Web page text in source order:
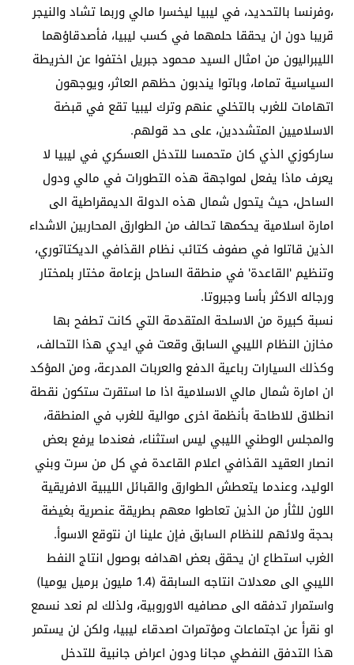
،وفرنسا بالتحديد، في ليبيا ليخسرا مالي وربما تشاد والنيجر
قريبا دون ان يحققا حلمهما في كسب ليبيا، فأصدقاؤهما
الليبراليون من امثال السيد محمود جبريل اختفوا عن الخريطة
السياسية تماما، وباتوا يندبون حظهم العاثر، ويوجهون
اتهامات للغرب بالتخلي عنهم وترك ليبيا تقع في قبضة
الاسلاميين المتشددين، على حد قولهم.
ساركوزي الذي كان متحمسا للتدخل العسكري في ليبيا لا
يعرف ماذا يفعل لمواجهة هذه التطورات في مالي ودول
الساحل، حيث يتحول شمال هذه الدولة الديمقراطية الى
امارة اسلامية يحكمها تحالف من الطوارق المحاربين الاشداء
الذين قاتلوا في صفوف كتائب نظام القذافي الديكتاتوري،
وتنظيم 'القاعدة' في منطقة الساحل بزعامة مختار بلمختار
ورجاله الاكثر بأسا وجبروتا.
نسبة كبيرة من الاسلحة المتقدمة التي كانت تطفح بها
مخازن النظام الليبي السابق وقعت في ايدي هذا التحالف،
وكذلك السيارات رباعية الدفع والعربات المدرعة، ومن المؤكد
ان امارة شمال مالي الاسلامية اذا ما استقرت ستكون نقطة
انطلاق للاطاحة بأنظمة اخرى موالية للغرب في المنطقة،
والمجلس الوطني الليبي ليس استثناء، فعندما يرفع بعض
انصار العقيد القذافي اعلام القاعدة في كل من سرت وبني
الوليد، وعندما يتعطش الطوارق والقبائل الليبية الافريقية
اللون للثأر من الذين تعاطوا معهم بطريقة عنصرية بغيضة
بحجة ولائهم للنظام السابق فإن علينا ان نتوقع الاسوأ.
الغرب استطاع ان يحقق بعض اهدافه بوصول انتاج النفط
الليبي الى معدلات انتاجه السابقة (1.4 مليون برميل يوميا)
واستمرار تدفقه الى مصافيه الاوروبية، ولذلك لم نعد نسمع
او نقرأ عن اجتماعات ومؤتمرات اصدقاء ليبيا، ولكن لن يستمر
هذا التدفق النفطي مجانا ودون اعراض جانبية للتدخل